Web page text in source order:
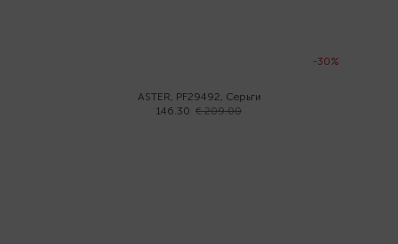
-30%
ASTER, PF29492, Серьги
146.30 € 209.00